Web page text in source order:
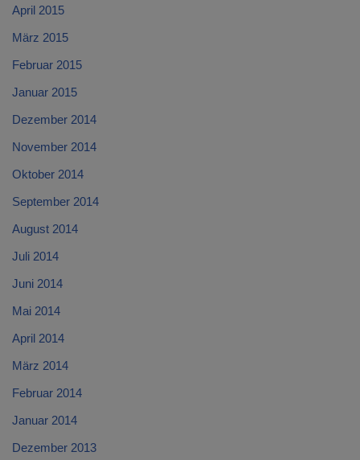
April 2015
März 2015
Februar 2015
Januar 2015
Dezember 2014
November 2014
Oktober 2014
September 2014
August 2014
Juli 2014
Juni 2014
Mai 2014
April 2014
März 2014
Februar 2014
Januar 2014
Dezember 2013